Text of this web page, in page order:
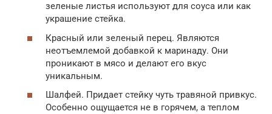
зеленые листья используют для соуса или как
украшение стейка.
Красный или зеленый перец. Являются
неотъемлемой добавкой к маринаду. Они
проникают в мясо и делают его вкус
уникальным.
Шалфей. Придает стейку чуть травяной привкус.
Особенно ощущается не в горячем, а теплом